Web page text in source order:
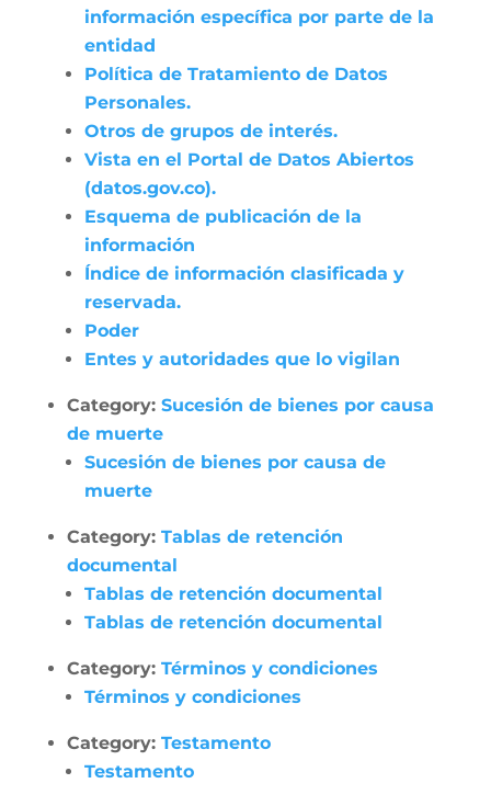
información específica por parte de la
entidad
Política de Tratamiento de Datos
Personales.
Otros de grupos de interés.
Vista en el Portal de Datos Abiertos
(datos.gov.co).
Esquema de publicación de la
información
Índice de información clasificada y
reservada.
Poder
Entes y autoridades que lo vigilan
Category: Sucesión de bienes por causa
de muerte
Sucesión de bienes por causa de
muerte
Category: Tablas de retención
documental
Tablas de retención documental
Tablas de retención documental
Category: Términos y condiciones
Términos y condiciones
Category: Testamento
Testamento